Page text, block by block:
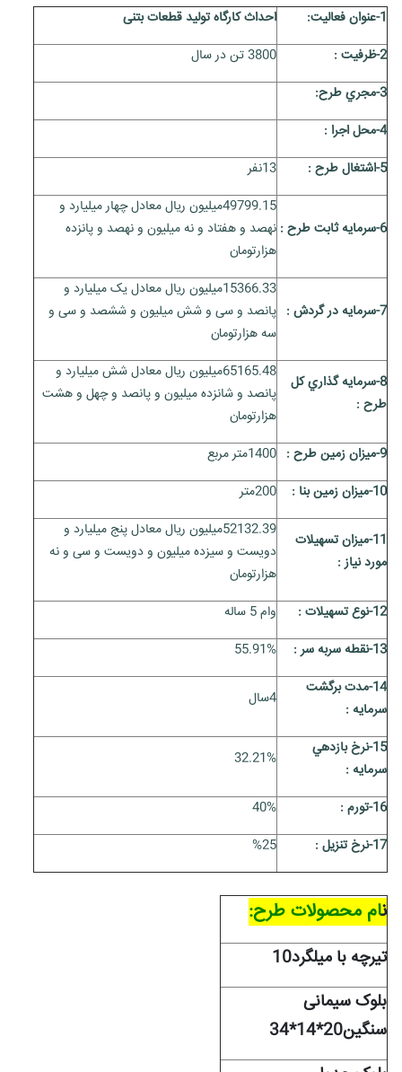
1-عنوان فعاليت:
احداث کارگاه تولید قطعات بتنی
2-ظرفيت :
3800 تن در سال
3-مجري طرح:
4-محل اجرا :
5-اشتغال طرح :
13نفر
6-سرمايه ثابت طرح :
49799.15میلیون ریال معادل چهار میلیارد و
نهصد و هفتاد و نه میلیون و نهصد و پانزده
هزارتومان
7-سرمايه در گردش :
15366.33میلیون ریال معادل یک میلیارد و
پانصد و سی و شش میلیون و ششصد و سی و
سه هزارتومان
8-سرمايه گذاري کل
طرح :
65165.48میلیون ریال معادل شش میلیارد و
پانصد و شانزده میلیون و پانصد و چهل و هشت
هزارتومان
9-ميزان زمين طرح :
1400متر مربع
10-ميزان زمين بنا :
200متر
11-ميزان تسهيلات
مورد نياز :
52132.39میلیون ریال معادل پنج میلیارد و
دویست و سیزده میلیون و دویست و سی و نه
هزارتومان
12-نوع تسهيلات :
وام 5 ساله
13-نقطه سربه سر :
55.91%
14-مدت برگشت
سرمايه :
4سال
15-نرخ بازدهي
سرمايه :
32.21%
16-تورم :
40%
17-نرخ تنزیل :
%25
نام محصولات طرح:
تیرچه با میلگرد10
بلوک سیمانی
سنگین20*14*34